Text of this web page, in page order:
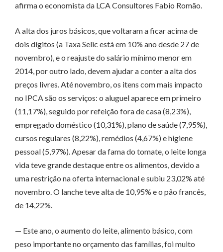
afirma o economista da LCA Consultores Fabio Romão.
A alta dos juros básicos, que voltaram a ficar acima de
dois dígitos (a Taxa Selic está em 10% ano desde 27 de
novembro), e o reajuste do salário mínimo menor em
2014, por outro lado, devem ajudar a conter a alta dos
preços livres. Até novembro, os itens com mais impacto
no IPCA são os serviços: o aluguel aparece em primeiro
(11,17%), seguido por refeição fora de casa (8,23%),
empregado doméstico (10,31%), plano de saúde (7,95%),
cursos regulares (8,22%), remédios (4,67%) e higiene
pessoal (5,97%). Apesar da fama do tomate, o leite longa
vida teve grande destaque entre os alimentos, devido a
uma restrição na oferta internacional e subiu 23,02% até
novembro. O lanche teve alta de 10,95% e o pão francês,
de 14,22%.
— Este ano, o aumento do leite, alimento básico, com
peso importante no orçamento das famílias, foi muito